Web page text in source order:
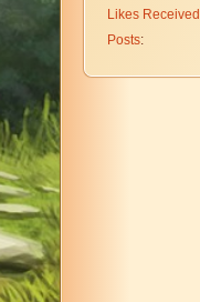
Likes Received
Posts